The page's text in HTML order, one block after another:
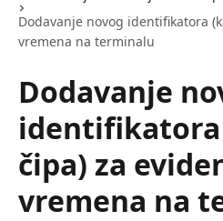
Dodavanje novog identifikatora
vremena na terminalu
Dodavanje
čipa) za
vremena na